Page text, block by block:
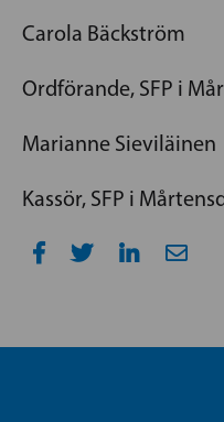
Carola Bäckström
Ordförande, SFP i
Marianne Sieviläinen
Kassör, SFP i